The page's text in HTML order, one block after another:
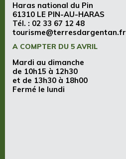
Haras national du Pin
61310 LE PIN-AU-HARAS
Tél. : 02 33 67 12 48
tourisme@terresdargentan.fr
A COMPTER DU 5 AVRIL
Mardi au dimanche
de 10h15 à 12h30
et de 13h30 à 18h00
Fermé le lundi